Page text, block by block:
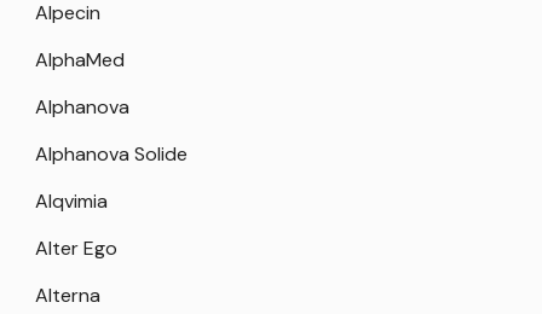
Alpecin
AlphaMed
Alphanova
Alphanova Solide
Alqvimia
Alter Ego
Alterna